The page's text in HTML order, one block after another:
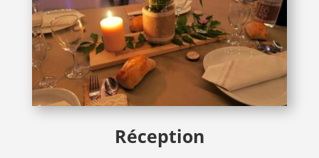
Réception